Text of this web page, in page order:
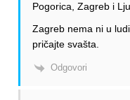
Pogorica, Zagreb i
Zagreb nema ni u
pričajte svašta.
Odgovori